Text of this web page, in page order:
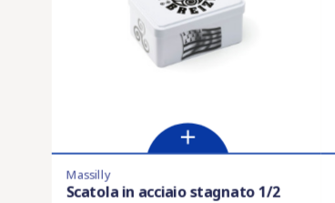
Ultimi articoli in magazzino
Massilly
Scatola in acciaio stagnato 1/2